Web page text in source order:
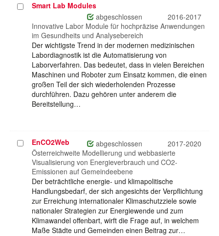
ProjektSmart Lab Modules
abgeschlossen
2016-2017
Innovative Labor Module für hochpräzise Anwendungen
im Gesundheits und Analysebereich
Der wichtigste Trend in der modernen medizinischen
Labordiagnostik ist die Automatisierung von
Laborverfahren. Das bedeutet, dass in vielen Bereichen
Maschinen und Roboter zum Einsatz kommen, die einen
großen Teil der sich wiederholenden Prozesse
durchführen. Dazu gehören unter anderem die
Bereitstellung…
Projekt
auswählen
EnCO2Web abgeschlossen
2017-2020
Österreichweite Modellierung und webbasierte
Visualisierung von Energieverbrauch und CO2-
Emissionen auf Gemeindeebene
Der beträchtliche energie- und klimapolitische
Handlungsbedarf, der sich angesichts der Verpflichtung
zur Erreichung internationaler Klimaschutzziele sowie
nationaler Strategien zur Energiewende und zum
Klimawandel offenbart, wirft die Frage auf, in welchem
Maße Städte und Gemeinden einen Beitrag zur…